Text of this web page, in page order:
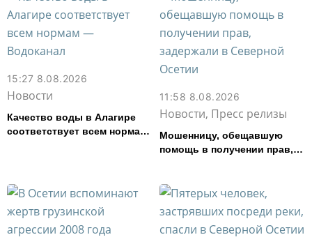
15:27 8.08.2026
Новости
Качество воды в Алагире
соответствует всем нормам
11:58 8.08.2026
Новости, Пресс релизы
Мошенницу, обещавшую
помощь в получении прав,